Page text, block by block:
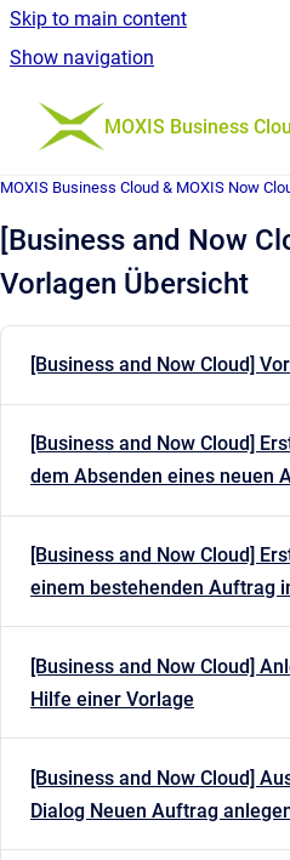
Skip to main content
Show navigation
Go to homepage
MOXIS Business
MOXIS Business Cloud & MOXIS Now
[Business and Now
Vorlagen Übersicht
[Business and Now Cloud]
[Business and Now Cloud]
dem Absenden eines neuen
[Business and Now Cloud]
einem bestehenden Auftrag
[Business and Now Cloud]
Hilfe einer Vorlage
[Business and Now Cloud]
Dialog Neuen Auftrag